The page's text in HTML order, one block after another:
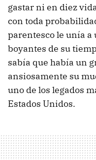
gastar ni en diez
con toda
parentesco le unía a
boyantes de su
sabía que había un
ansiosamente su
uno de los legados
Estados Unidos.